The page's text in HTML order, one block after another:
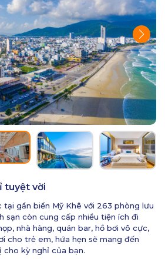
tuyệt vời
tại gần biển Mỹ Khê với 263 phòng lưu
sạn còn cung cấp nhiều tiện ích đi
nhà hàng, quán bar, hồ bơi vô cực,
cho trẻ em, hứa hẹn sẽ mang đến
cho kỳ nghỉ của bạn.